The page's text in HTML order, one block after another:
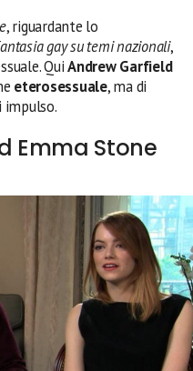
, riguardante lo
gay su temi nazionali,
QuiAndrew Garfield
eterosessuale, ma di
impulso.
Emma Stone